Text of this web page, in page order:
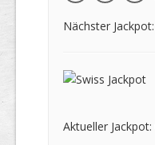
Nächster
Aktueller